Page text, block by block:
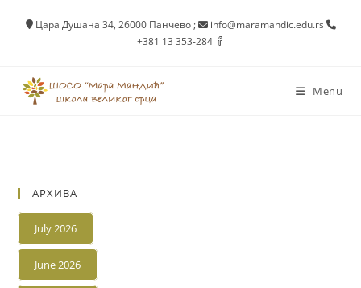
Цара Душана 34, 26000 Панчево;
info@maramandic.edu.rs
+381 13 353-284
Menu
АРХИВА
July 2026
June 2026